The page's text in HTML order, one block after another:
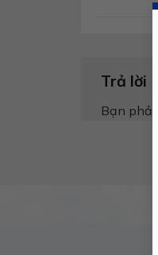
Trả lời
Bạn phải